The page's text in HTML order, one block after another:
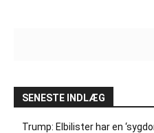
SENESTE INDLÆG
Trump: Elbilister har en